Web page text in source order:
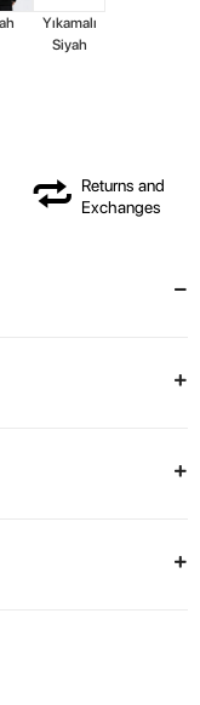
Yıkamalı
Siyah
Returns and
Exchanges